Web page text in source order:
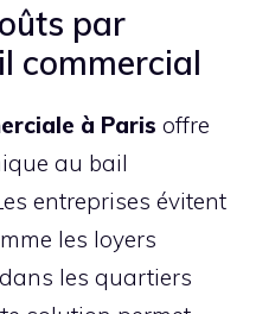
par
commercial
à Paris offre
au bail
entreprises évitent
les loyers
les quartiers